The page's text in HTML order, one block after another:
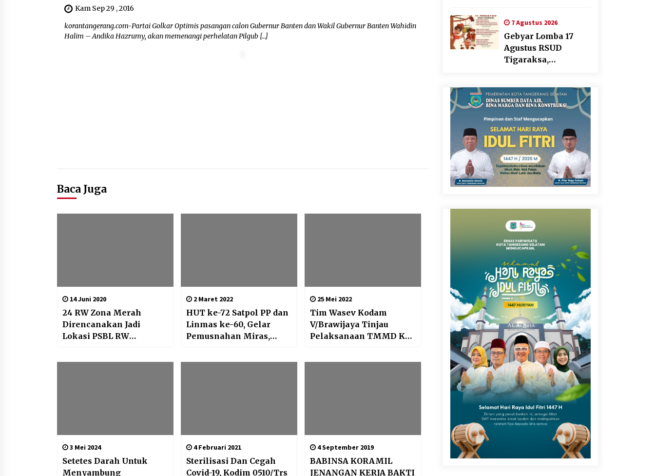
Kam Sep 29 , 2016
korantangerang.com-Partai Golkar Optimis pasangan calon Gubernur Banten dan Wakil Gubernur Banten Wahidin
Halim – Andika Hazrumy, akan memenangi perhelatan Pilgub […]
Baca Juga
14 Juni 2020
24 RW Zona Merah
Direncanakan Jadi
Lokasi PSBL RW
2 Maret 2022
HUT ke-72 Satpol PP dan
Linmas ke-60, Gelar
Pemusnahan Miras,
Sosial
25 Mei 2022
Tim Wasev Kodam
V/Brawijaya Tinjau
Pelaksanaan TMMD Ke-
0806/Trenggalek
3 Mei 2024
Setetes Darah Untuk
Menyambung
4 Februari 2021
Sterilisasi Dan Cegah
Covid-19, Kodim 0510/Trs
4 September 2019
BABINSA KORAMIL
JENANGAN KERJA BAKTI
dengan Tantangan
Dunia Kerja Modern
7 Agustus 2026
Gebyar Lomba 17
Agustus RSUD
Tigaraksa,
Kebersamaan